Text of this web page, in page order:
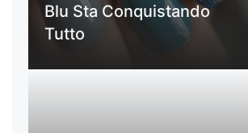
Blu Sta Conquistando
Tutto